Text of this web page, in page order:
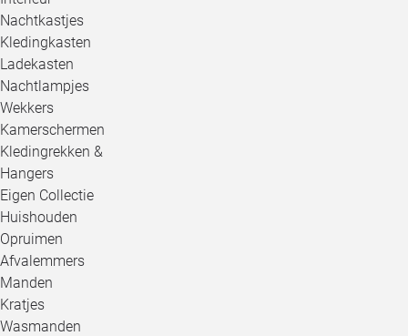
Nachtkastjes
Kledingkasten
Ladekasten
Nachtlampjes
Wekkers
Kamerschermen
Kledingrekken &
Hangers
Eigen Collectie
Huishouden
Opruimen
Afvalemmers
Manden
Kratjes
Wasmanden